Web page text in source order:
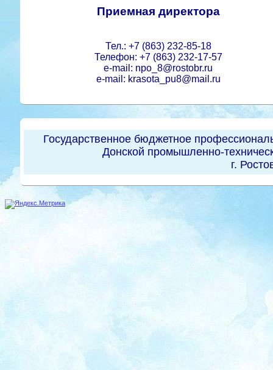
Приемная директора
Тел.: +7 (863) 232-85-18
Телефон: +7 (863) 232-17-57
e-mail: npo_8@rostobr.ru
e-mail: krasota_pu8@mail.ru
Государственное бюджетное
Донской промышленно-
г.